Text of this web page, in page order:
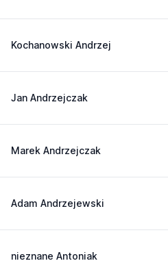
Kochanowski Andrzej
Jan Andrzejczak
Marek Andrzejczak
Adam Andrzejewski
nieznane Antoniak